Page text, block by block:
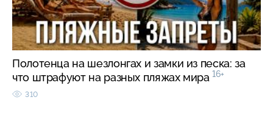
Полотенца на шезлонгах и замки из песка: за
что штрафуют на разных пляжах мира 16+
310